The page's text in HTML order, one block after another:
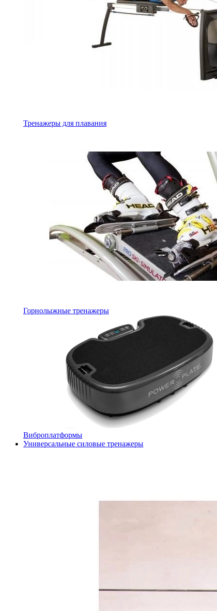
Тренажеры для плавания
Горнолыжные тренажеры
Виброплатформы
Универсальные силовые тренажеры